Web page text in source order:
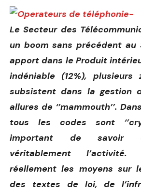
Le Secteur des
un boom sans précédent au
apport dans le Produit
indéniable (12%), plusieurs
subsistent dans la gestion
allures de ‘’mammouth’’.
tous les codes sont
important de savoir
véritablement
réellement les moyens sur
des textes de loi, de